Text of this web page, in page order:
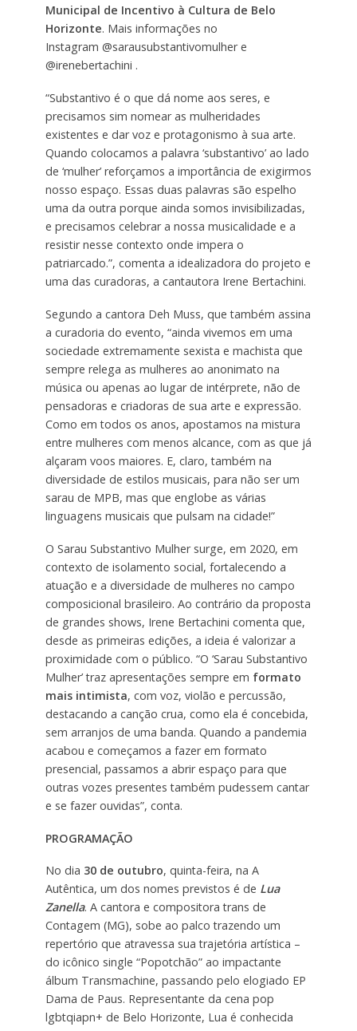
Municipal de Incentivo à Cultura de Belo
Horizonte. Mais informações no
Instagram @sarausubstantivomulher e
@irenebertachini .
“Substantivo é o que dá nome aos seres, e
precisamos sim nomear as mulheridades
existentes e dar voz e protagonismo à sua arte.
Quando colocamos a palavra ‘substantivo’ ao lado
de ‘mulher’ reforçamos a importância de exigirmos
nosso espaço. Essas duas palavras são espelho
uma da outra porque ainda somos invisibilizadas,
e precisamos celebrar a nossa musicalidade e a
resistir nesse contexto onde impera o
patriarcado.”, comenta a idealizadora do projeto e
uma das curadoras, a cantautora Irene Bertachini.
Segundo a cantora Deh Muss, que também assina
a curadoria do evento, “ainda vivemos em uma
sociedade extremamente sexista e machista que
sempre relega as mulheres ao anonimato na
música ou apenas ao lugar de intérprete, não de
pensadoras e criadoras de sua arte e expressão.
Como em todos os anos, apostamos na mistura
entre mulheres com menos alcance, com as que já
alçaram voos maiores. E, claro, também na
diversidade de estilos musicais, para não ser um
sarau de MPB, mas que englobe as várias
linguagens musicais que pulsam na cidade!”
O Sarau Substantivo Mulher surge, em 2020, em
contexto de isolamento social, fortalecendo a
atuação e a diversidade de mulheres no campo
composicional brasileiro. Ao contrário da proposta
de grandes shows, Irene Bertachini comenta que,
desde as primeiras edições, a ideia é valorizar a
proximidade com o público. “O ‘Sarau Substantivo
Mulher’ traz apresentações sempre em formato
mais intimista, com voz, violão e percussão,
destacando a canção crua, como ela é concebida,
sem arranjos de uma banda. Quando a pandemia
acabou e começamos a fazer em formato
presencial, passamos a abrir espaço para que
outras vozes presentes também pudessem cantar
e se fazer ouvidas”, conta.
PROGRAMAÇÃO
No dia 30 de outubro, quinta-feira, na A
Autêntica, um dos nomes previstos é de Lua
Zanella. A cantora e compositora trans de
Contagem (MG), sobe ao palco trazendo um
repertório que atravessa sua trajetória artística –
do icônico single “Popotchão” ao impactante
álbum Transmachine, passando pelo elogiado EP
Dama de Paus. Representante da cena pop
lgbtqiapn+ de Belo Horizonte, Lua é conhecida